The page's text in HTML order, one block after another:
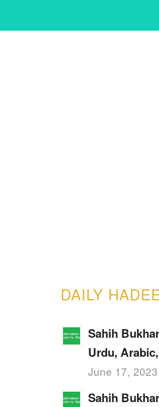
DAILY
Sahih
Urdu,
June 17,
Sahih